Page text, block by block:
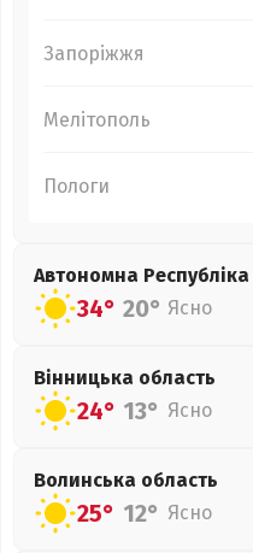
Запоріжжя
Мелітополь
Пологи
Автономна
34° 20° Ясно
Вінницька область
24° 13° Ясно
Волинська область
25° 12° Ясно